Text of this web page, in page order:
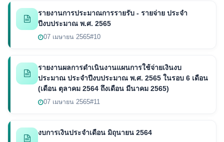
รายงานการประมาณการรายรับ - รายจ่าย ประจำ
ปีงบประมาณ พ.ศ. 2565
07 เมษายน 2565#10
รายงานผลการดำเนินงานแผนการใช้จ่ายเงินงบ
ประมาณ ประจำปีงบประมาณ พ.ศ. 2565 ในรอบ 6 เดือน
(เดือน ตุลาคม 2564 ถึงเดือน มีนาคม 2565)
07 เมษายน 2565#11
งบการเงินประจำเดือน มิถุนายน 2564